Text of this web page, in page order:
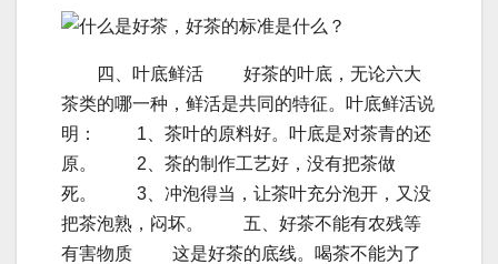
四、叶底鲜活 好茶的叶底，无论六大
茶类的哪一种，鲜活是共同的特征。叶底鲜活说
明： 1、茶叶的原料好。叶底是对茶青的还
原。 2、茶的制作工艺好，没有把茶做
死。 3、冲泡得当，让茶叶充分泡开，又没
把茶泡熟，闷坏。 五、好茶不能有农残等
有害物质 这是好茶的底线。喝茶不能为了